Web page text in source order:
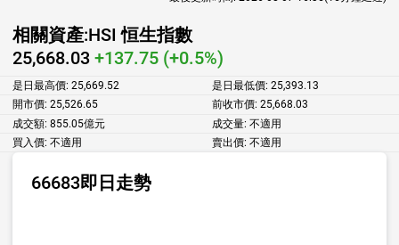
相關資產:HSI 恒生指數
25,668.03 +137.75 (+0.5%)
是日最高價: 25,669.52 是日最低價: 25,393.13
開市價: 25,526.65 前收市價: 25,668.03
成交額: 855.05億元 成交量: 不適用
買入價: 不適用 賣出價: 不適用
66683即日走勢